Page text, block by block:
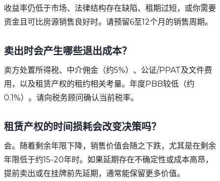
收益率仍低于市场、法律结构存在缺陷、租期过短，或你需要
资金且可比房源销售良好时。请预留6至12个月的销售周期。
卖出时会产生哪些退出成本？
卖方处置所得税、中介佣金（约5%）、公证/PPAT及文件费
用，以及租赁产权的租约相关考量。年度PBB较低（约
0.1%）。请向税务顾问确认当前税率。
租赁产权的时间损耗会改变决策吗？
会。随着剩余年限下降，销售价值会随之下跌，尤其是在剩余
年限低于约15-20年时。如果延期存在不确定性或成本高昂，
提前卖出或在挂牌前先延期，通常能保留更多价值。